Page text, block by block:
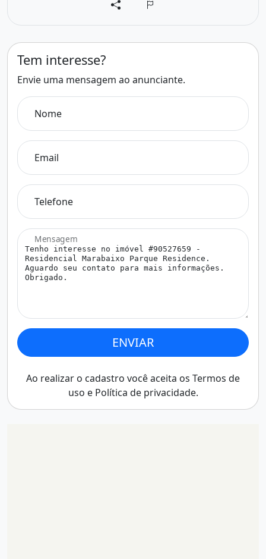
Tem interesse?
Envie uma mensagem ao anunciante.
Nome
Email
Telefone
Mensagem
ENVIAR
Ao realizar o cadastro você aceita os Termos de
uso e Política de privacidade.